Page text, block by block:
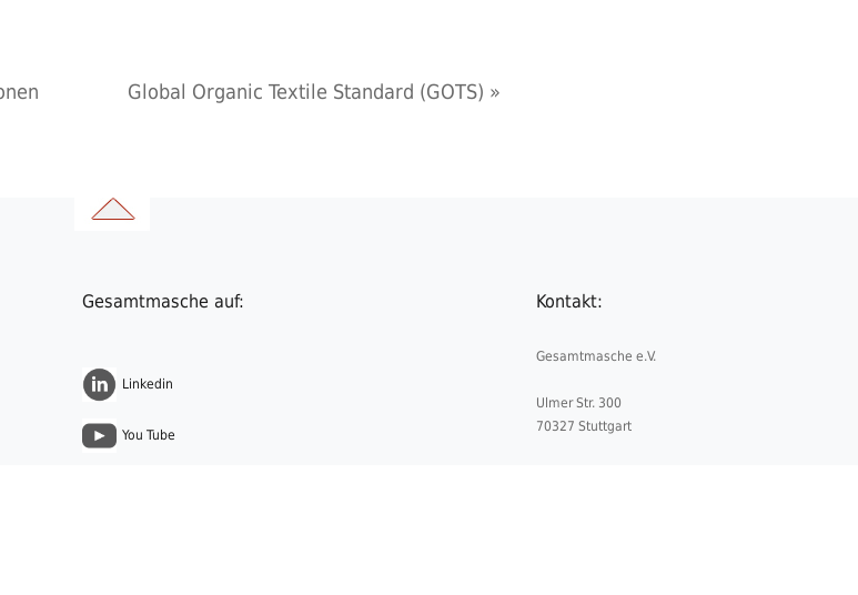
Global Organic Textile Standard (GOTS) »
Gesamtmasche auf:
Linkedin
You Tube
Kontakt:
Gesamtmasche e.V.
Ulmer Str. 300
70327 Stuttgart